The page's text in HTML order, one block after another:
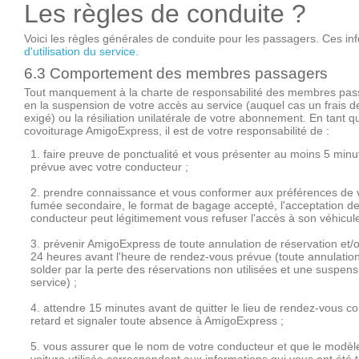
Les règles de conduite ?
Voici les règles générales de conduite pour les passagers. Ces
d'utilisation du service.
6.3 Comportement des membres passagers
Tout manquement à la charte de responsabilité des membres
en la suspension de votre accès au service (auquel cas un frais
exigé) ou la résiliation unilatérale de votre abonnement. En tant
covoiturage AmigoExpress, il est de votre responsabilité de :
1. faire preuve de ponctualité et vous présenter au moins 5
prévue avec votre conducteur ;
2. prendre connaissance et vous conformer aux préférences
fumée secondaire, le format de bagage accepté, l'acceptation
conducteur peut légitimement vous refuser l'accès à son
3. prévenir AmigoExpress de toute annulation de réservation
24 heures avant l'heure de rendez-vous prévue (toute
solder par la perte des réservations non utilisées et une
service) ;
4. attendre 15 minutes avant de quitter le lieu de rendez-vous
retard et signaler toute absence à AmigoExpress ;
5. vous assurer que le nom de votre conducteur et que le